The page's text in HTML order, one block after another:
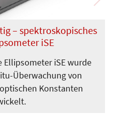
– spektroskopisches
iSE
Ellipsometer iSE wurde
Über­wachung von
Konstanten
Next